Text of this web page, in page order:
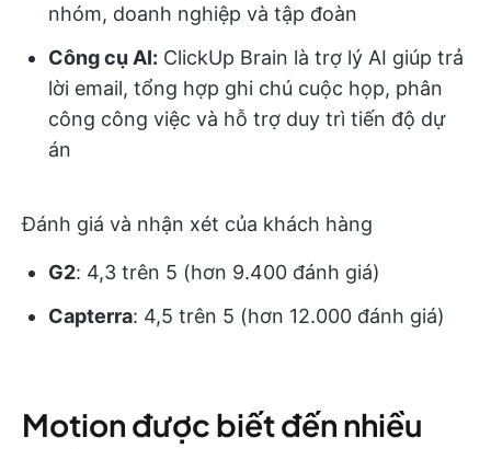
nhóm, doanh nghiệp và tập đoàn
Công cụ AI: ClickUp Brain là trợ lý AI giúp trả
lời email, tổng hợp ghi chú cuộc họp, phân
công công việc và hỗ trợ duy trì tiến độ dự
án
Đánh giá và nhận xét của khách hàng
G2: 4,3 trên 5 (hơn 9.400 đánh giá)
Capterra: 4,5 trên 5 (hơn 12.000 đánh giá)
Motion được biết đến nhiều